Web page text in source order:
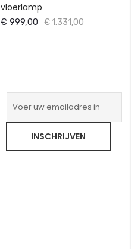
vloerlamp
€ 999,00 € 1.331,00
INSCHRIJVEN